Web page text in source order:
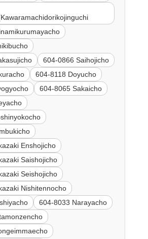
604-0866 Saihojicho
604-8118 Doyucho
604-8065 Sakaicho
Enshojicho
Saishojicho
Seishojicho
Nishitennocho
604-8033 Narayacho